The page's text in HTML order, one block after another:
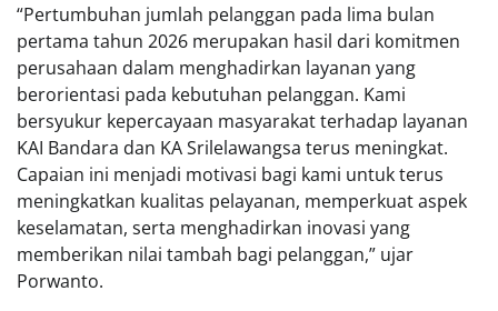
“Pertumbuhan jumlah pelanggan pada lima bulan
pertama tahun 2026 merupakan hasil dari komitmen
perusahaan dalam menghadirkan layanan yang
berorientasi pada kebutuhan pelanggan. Kami
bersyukur kepercayaan masyarakat terhadap layanan
KAI Bandara dan KA Srilelawangsa terus meningkat.
Capaian ini menjadi motivasi bagi kami untuk terus
meningkatkan kualitas pelayanan, memperkuat aspek
keselamatan, serta menghadirkan inovasi yang
memberikan nilai tambah bagi pelanggan,” ujar
Porwanto.